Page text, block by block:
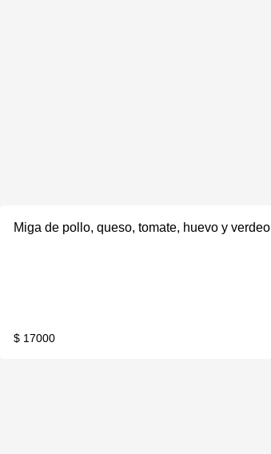
Miga de pollo, queso, tomate, huevo y verdeo
$ 17000